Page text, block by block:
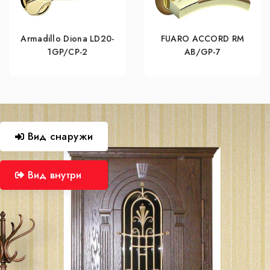
Armadillo Diona LD20-
1GP/CP-2
FUARO ACCORD RM
AB/GP-7
Вид снаружи
Вид внутри